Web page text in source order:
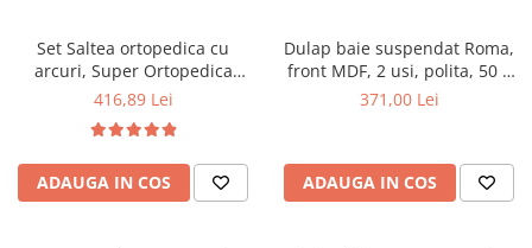
Saltele patuturi copii
Paturi copii
Masa si scaune gradinita
Seturi comode living si dormitor
Set Saltea ortopedica cu
arcuri, Super Ortopedica
Sofia, 90x200x20cm, fermitate
Bonell, fata vara-iarna, sistem
aerisire cu butoni, Saltex plus
perna matlasata, antialergica,
50x70cm
416,89 Lei
ADAUGA IN COS
Dulap baie suspendat Roma,
front MDF, 2 usi, polita, 50 x
68 cm, alb
371,00 Lei
ADAUGA IN COS